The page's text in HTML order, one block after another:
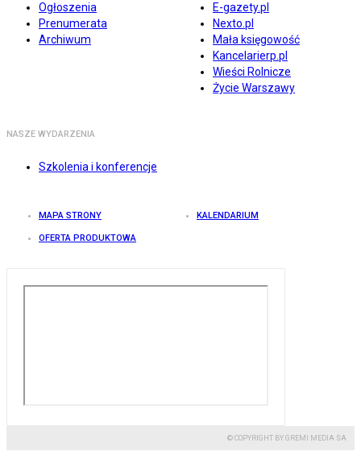
Ogłoszenia
Prenumerata
Archiwum
E-gazety.pl
Nexto.pl
Mała księgowość
Kancelarierp.pl
Wieści Rolnicze
Życie Warszawy
NASZE WYDARZENIA
Szkolenia i konferencje
MAPA STRONY KALENDARIUM
OFERTA PRODUKTOWA
© COPYRIGHT BY GREMI MEDIA SA